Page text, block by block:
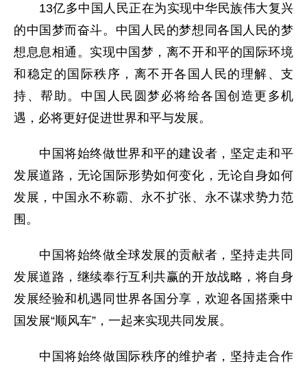
13亿多中国人民正在为实现中华民族伟大复兴
的中国梦而奋斗。中国人民的梦想同各国人民的梦
想息息相通。实现中国梦，离不开和平的国际环境
和稳定的国际秩序，离不开各国人民的理解、支
持、帮助。中国人民圆梦必将给各国创造更多机
遇，必将更好促进世界和平与发展。
中国将始终做世界和平的建设者，坚定走和平
发展道路，无论国际形势如何变化，无论自身如何
发展，中国永不称霸、永不扩张、永不谋求势力范
围。
中国将始终做全球发展的贡献者，坚持走共同
发展道路，继续奉行互利共赢的开放战略，将自身
发展经验和机遇同世界各国分享，欢迎各国搭乘中
国发展“顺风车”，一起来实现共同发展。
中国将始终做国际秩序的维护者，坚持走合作